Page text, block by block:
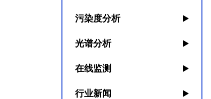
污染度分析
光谱分析
在线监测
行业新闻